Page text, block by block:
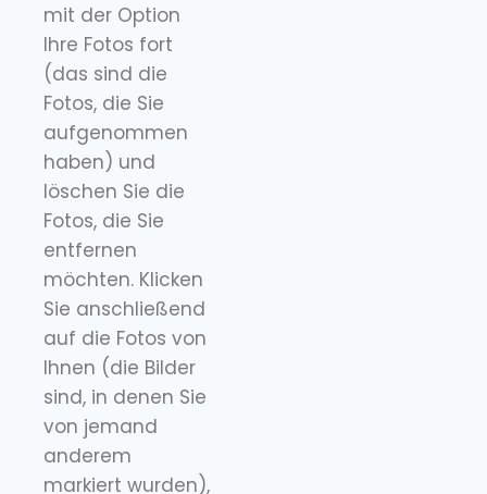
mit der Option
Ihre Fotos fort
(das sind die
Fotos, die Sie
aufgenommen
haben) und
löschen Sie die
Fotos, die Sie
entfernen
möchten. Klicken
Sie anschließend
auf die Fotos von
Ihnen (die Bilder
sind, in denen Sie
von jemand
anderem
markiert wurden),